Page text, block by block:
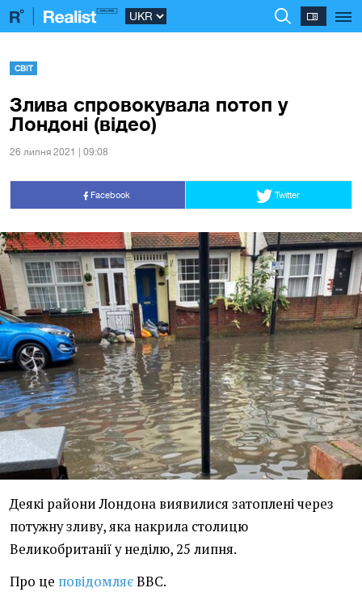
СВІТ
Злива спровокувала потоп у
Лондоні (відео)
26 липня 2021 | 09:08
Facebook Twitter
Деякі райони Лондона виявилися затоплені через
потужну зливу, яка накрила столицю
Великобританії у неділю, 25 липня.
Про це повідомляєBBC.